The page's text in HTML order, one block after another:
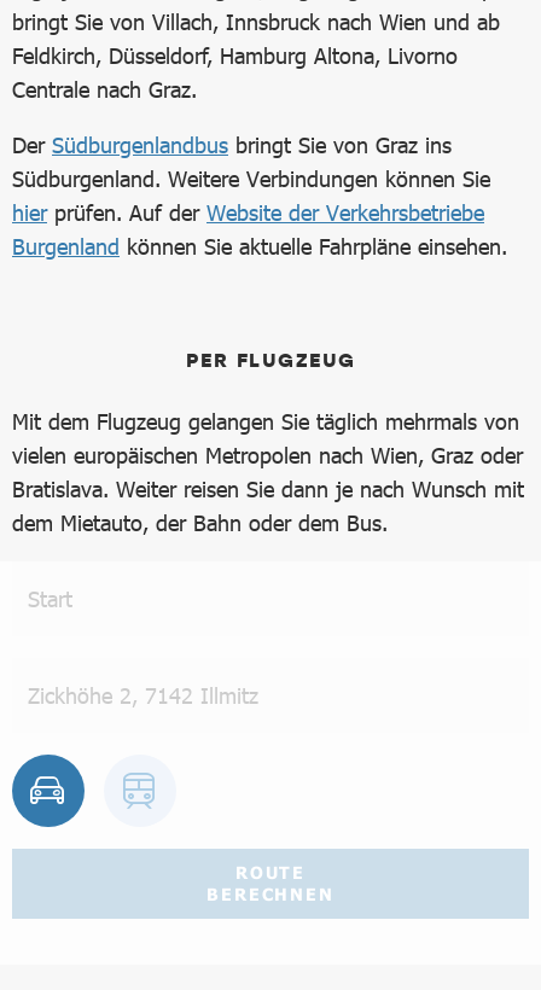
bringt Sie von Villach, Innsbruck nach Wien und ab
Feldkirch, Düsseldorf, Hamburg Altona, Livorno
Centrale nach Graz.
Der Südburgenlandbus bringt Sie von Graz ins
Südburgenland. Weitere Verbindungen können Sie
hierprüfen. Auf der Website der Verkehrsbetriebe
Burgenland können Sie aktuelle Fahrpläne einsehen.
PER FLUGZEUG
Mit dem Flugzeug gelangen Sie täglich mehrmals von
vielen europäischen Metropolen nach Wien, Graz oder
Bratislava. Weiter reisen Sie dann je nach Wunsch mit
dem Mietauto, der Bahn oder dem Bus.
ROUTE
BERECHNEN